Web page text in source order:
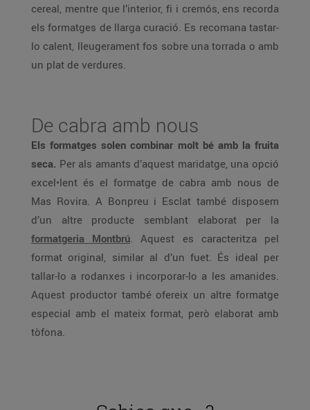
cereal, mentre que l’interior, fi i cremós, ens recorda
els formatges de llarga curació. Es recomana tastar-
lo calent, lleugerament fos sobre una torrada o amb
un plat de verdures.
De cabra amb nous
Els formatges solen combinar molt bé amb la fruita
seca. Per als amants d’aquest maridatge, una opció
excel•lent és el formatge de cabra amb nous de
Mas Rovira. A Bonpreu i Esclat també disposem
d’un altre producte semblant elaborat per la
formatgeria Montbrú. Aquest es caracteritza pel
format original, similar al d’un fuet. És ideal per
tallar-lo a rodanxes i incorporar-lo a les amanides.
Aquest productor també ofereix un altre formatge
especial amb el mateix format, però elaborat amb
tòfona.